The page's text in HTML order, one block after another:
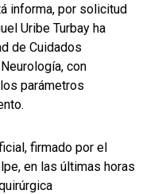
informa, por solicitud
Uribe Turbay ha
de Cuidados
con
parámetros
firmado por el
en las últimas horas